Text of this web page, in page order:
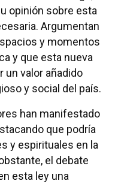
opinión sobre esta
Argumentan
y momentos
y que esta nueva
un valor añadido
y social del país.
han manifestado
que podría
y espirituales en la
el debate
esta ley una